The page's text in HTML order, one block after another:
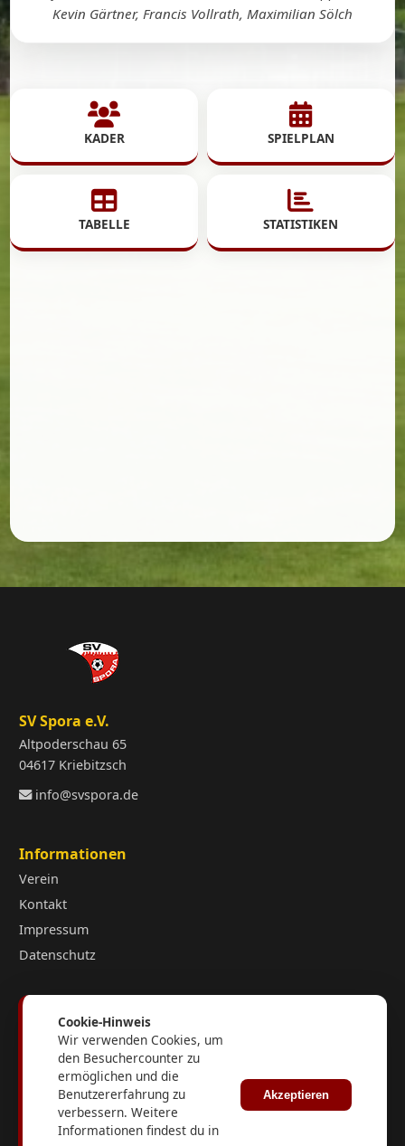
Kevin Gärtner, Francis Vollrath, Maximilian Sölch
KADER SPIELPLAN
TABELLE STATISTIKEN
SV Spora e.V.
Altpoderschau 65
04617 Kriebitzsch
info@svspora.de
Informationen
Verein
Kontakt
Impressum
Datenschutz
Kurzlinks
fussball.de
FuPa.net
Fußballverband Sachsen-Anhalt
KFV Burgenland
Cookie-Hinweis
Wir verwenden Cookies, um
den Besuchercounter zu
ermöglichen und die
Benutzererfahrung zu
verbessern. Weitere
Informationen findest du in
Akzeptieren